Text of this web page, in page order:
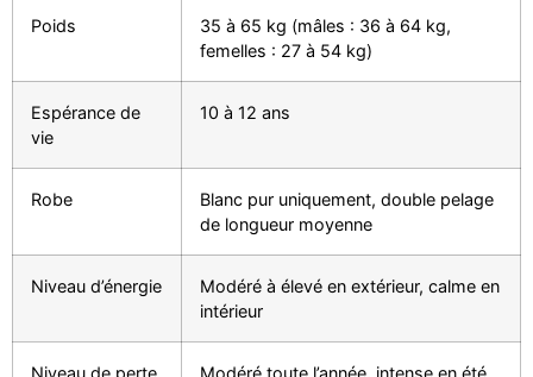
Poids
35 à 65 kg (mâles : 36 à 64 kg,
femelles : 27 à 54 kg)
Espérance de
vie
10 à 12 ans
Robe
Blanc pur uniquement, double pelage
de longueur moyenne
Niveau d’énergie
Modéré à élevé en extérieur, calme en
intérieur
Niveau de perte
Modéré toute l’année, intense en été